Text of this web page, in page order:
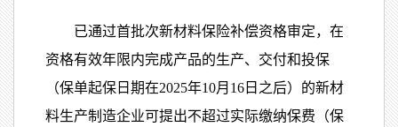
已通过首批次新材料保险补偿资格审定，在
资格有效年限内完成产品的生产、交付和投保
（保单起保日期在2025年10月16日之后）的新材
料生产制造企业可提出不超过实际缴纳保费（保